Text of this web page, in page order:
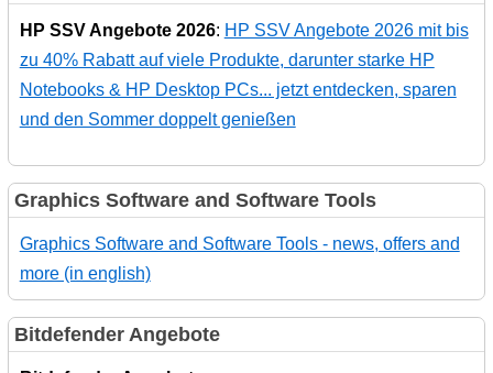
HP SSV Angebote 2026: HP SSV Angebote 2026 mit bis
zu 40% Rabatt auf viele Produkte, darunter starke HP
Notebooks & HP Desktop PCs... jetzt entdecken, sparen
und den Sommer doppelt genießen
Graphics Software and Software Tools
Graphics Software and Software Tools - news, offers and
more (in english)
Bitdefender Angebote